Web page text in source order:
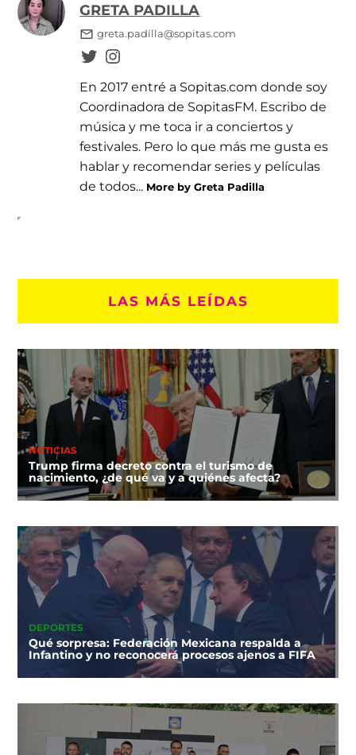
GRETA PADILLA
greta.padilla@sopitas.com
En 2017 entré a Sopitas.com donde soy
Coordinadora de SopitasFM. Escribo de
música y me toca ir a conciertos y
festivales. Pero lo que más me gusta es
hablar y recomendar series y películas
de todos... More by Greta Padilla
LAS MÁS LEÍDAS
NOTICIAS
Trump firma decreto contra el turismo de
nacimiento, ¿de qué va y a quiénes afecta?
DEPORTES
Qué sorpresa: Federación Mexicana respalda a
Infantino y no reconocerá procesos ajenos a FIFA